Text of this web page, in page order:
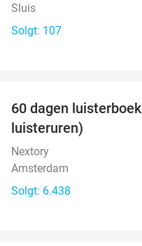
Sluis
Solgt: 107
60 dagen
luisteruren)
Nextory
Amsterdam
Solgt: 6.438